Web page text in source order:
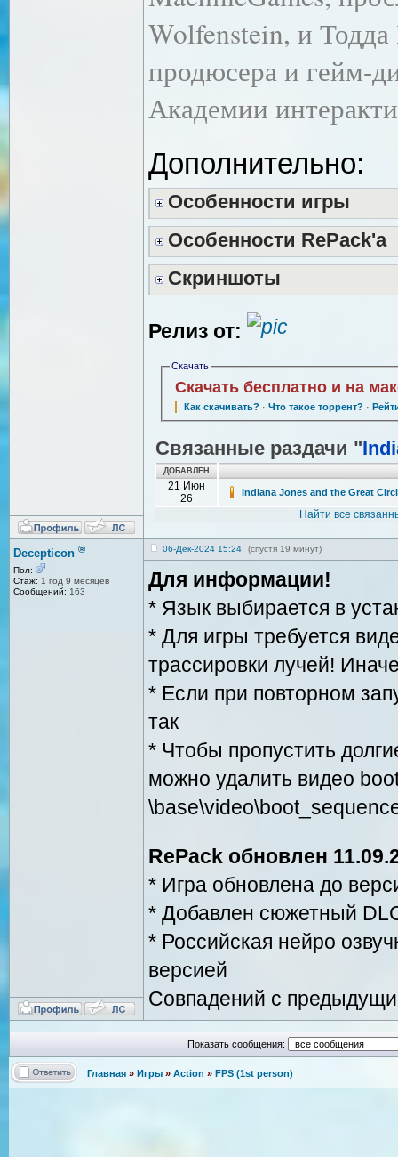
Wolfenstein, и Тодда
продюсера и гейм-
Академии
Дополнительно:
Особенности игры
Особенности RePack'a
Скриншоты
Релиз от:
Скачать
Скачать бесплатно и на
Как скачивать? · Что такое торрент? ·
Связанные раздачи "
ДОБАВЛЕН
21 Июн
26
Indiana Jones and the Great
Найти все
Decepticon ®
Пол:
Стаж: 1 год 9 месяцев
Сообщений: 163
06-Дек-2024 15:24 (спустя 19 минут)
Для информации!
* Язык выбирается в
* Для игры требуется
трассировки лучей!
* Если при повторном
так
* Чтобы пропустить
можно удалить видео
RePack обновлен
* Игра обновлена до
* Добавлен сюжетный
* Российская нейро
версией
Совпадений с
Показать сообщения:
Главная » Игры » Action » FPS (1st person)